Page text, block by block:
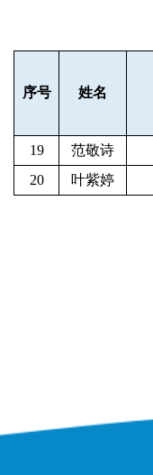
序号 姓名
19 范敬诗
20
叶紫婷